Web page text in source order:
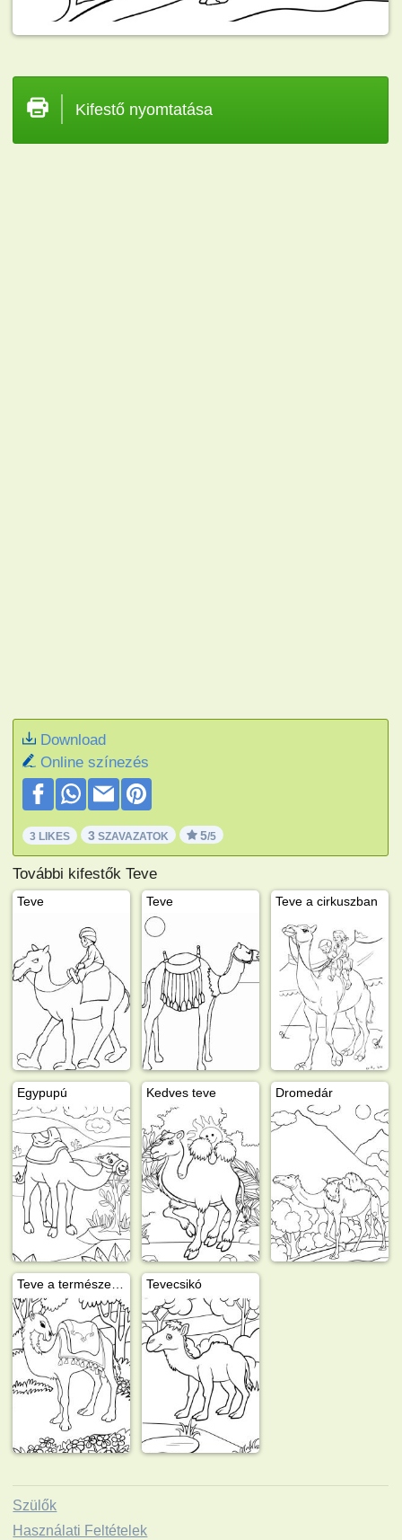
Kifestő nyomtatása
Download
Online színezés
3 LIKES 3 SZAVAZATOK 5/5
További kifestők Teve
Teve Teve Teve a cirkuszban
Egypupú Kedves teve Dromedár
Tevecsikó
Szülők
Használati Feltételek